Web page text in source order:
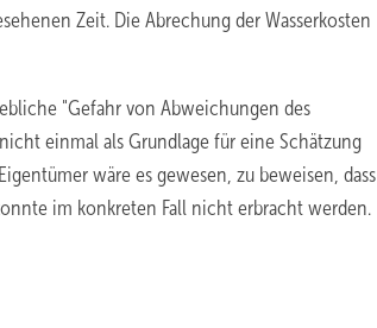
Zeit. Die Abrechung der Wasserkosten
"Gefahr von Abweichungen des
einmal als Grundlage für eine Schätzung
wäre es gewesen, zu beweisen, dass
im konkreten Fall nicht erbracht werden.